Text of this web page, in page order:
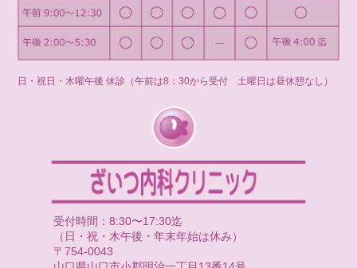
日・祝日・木曜午後 休診（午前は8：30から受付 土曜日は昼休憩なし）
受付時間：8:30〜17:30迄
（日・祝・木午後・年末年始は休み）
〒754-0043